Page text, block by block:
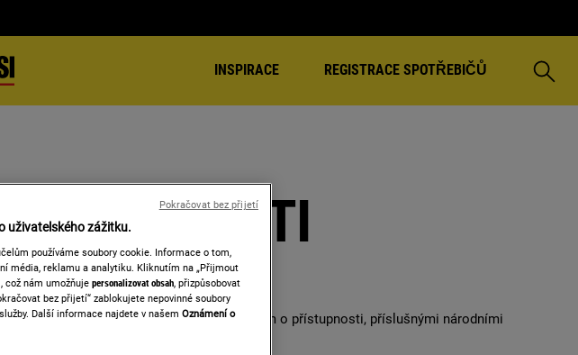
INSPIRACE REGISTRACE SPOTŘEBIČŮ
v souladu s evropským zákonem o přístupnosti, příslušnými národními
uživatelského zážitku.
používáme soubory cookie. Informace o tom,
média, reklamu a analytiku. Kliknutím na „Přijmout
což nám umožňuje personalizovat obsah, přizpůsobovat
bez přijetí“ zablokujete nepovinné soubory
Další informace najdete v našem Oznámení o
Pokračovat bez přijetí